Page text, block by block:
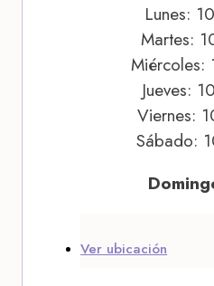
Lunes:
Martes:
Jueves:
Viernes:
Sábado:
Ver ubicación